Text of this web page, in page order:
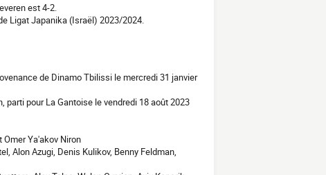
est 4-2.
Ligat Japanika (Israël) 2023/2024.
de Dinamo Tbilissi le mercredi 31 janvier
parti pour La Gantoise le vendredi 18 août 2023
Omer Ya'akov Niron
Alon Azugi, Denis Kulikov, Benny Feldman,